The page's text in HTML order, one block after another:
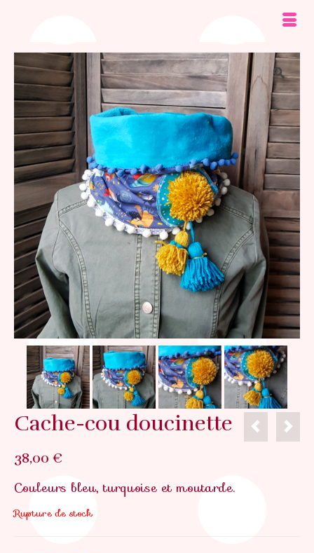
Cache-cou doucinette
38,00 €
Couleurs bleu, turquoise et moutarde.
Rupture de stock